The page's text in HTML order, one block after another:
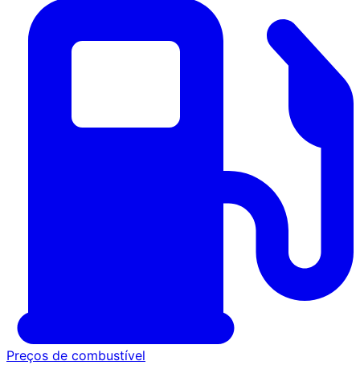
Preços de combustível